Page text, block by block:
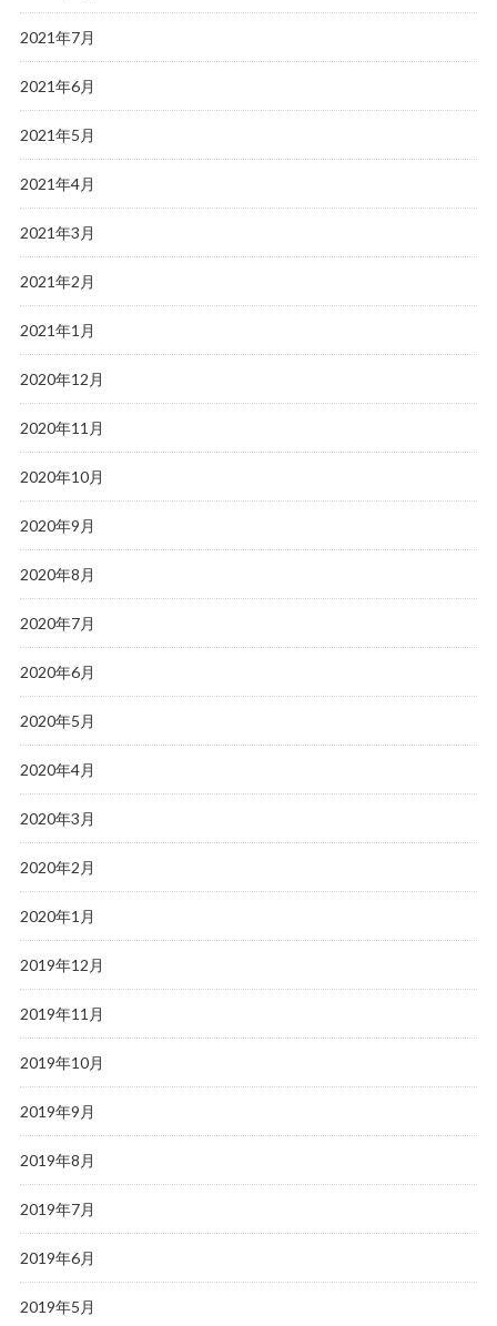
2021年7月
2021年6月
2021年5月
2021年4月
2021年3月
2021年2月
2021年1月
2020年12月
2020年11月
2020年10月
2020年9月
2020年8月
2020年7月
2020年6月
2020年5月
2020年4月
2020年3月
2020年2月
2020年1月
2019年12月
2019年11月
2019年10月
2019年9月
2019年8月
2019年7月
2019年6月
2019年5月